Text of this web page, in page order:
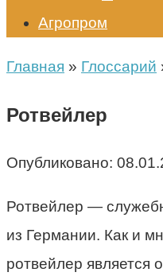
Агропром
Главная » Глоссарий
Ротвейлер
Опубликовано:
Ротвейлер —
из Германии. Как и
ротвейлер является